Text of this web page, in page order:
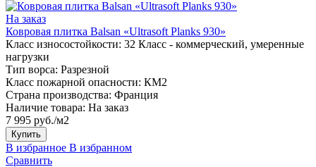
На заказ
Ковровая плитка Balsan «Ultrasoft Planks 930»
Класс износостойкости: 32 Класс - коммерческий, умеренные
нагрузки
Тип ворса: Разрезной
Класс пожарной опасности: КМ2
Страна производства: Франция
Наличие товара: На заказ
7 995 руб./м2
Купить
В избранное В избранном
Сравнить